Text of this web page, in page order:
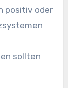
positiv oder
sollten